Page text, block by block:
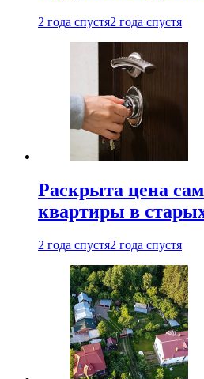
2 года спустя2 года спустя
Раскрыта цена
квартиры в
2 года спустя2 года спустя